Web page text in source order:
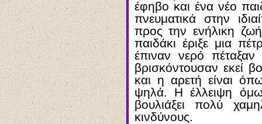
έφηβο και ένα νέο
πνευματικά στην
προς την ενήλικη
παιδάκι έριξε μια
έπιναν νερό
βρισκόντουσαν εκεί
και η αρετή είναι
ψηλά. Η έλλειψη
βουλιάξει πολύ
κινδύνους.